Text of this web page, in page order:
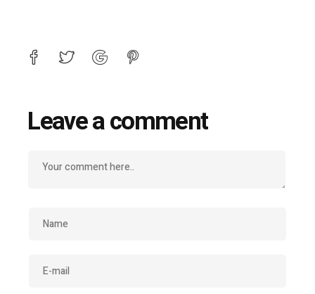
Leave a comment